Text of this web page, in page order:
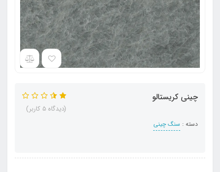
چینی کریستالو
دسته : سنگ چینی
(دیدگاه 5 کاربر)